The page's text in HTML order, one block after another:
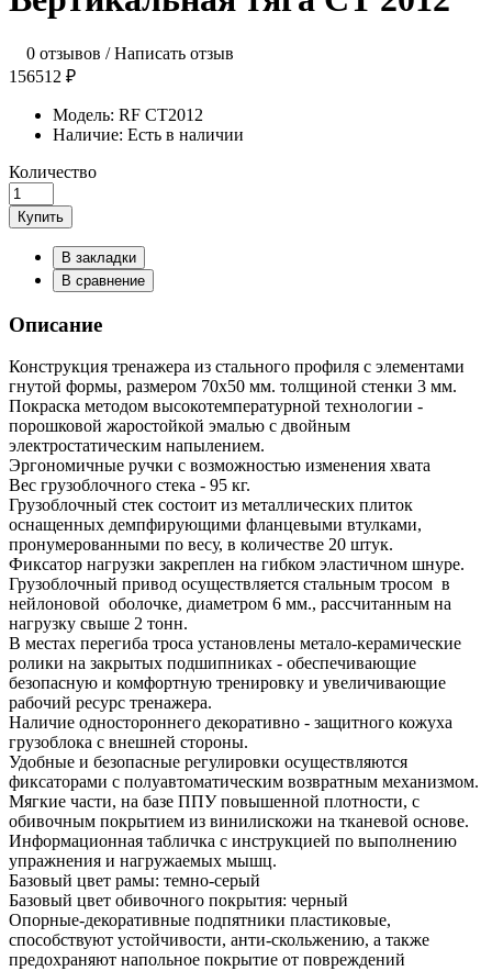
0 отзывов /Написать отзыв
156512 ₽
Модель: RF CT2012
Наличие: Есть в наличии
Количество
Купить
В закладки
В сравнение
Описание
Конструкция тренажера из стального профиля с элементами
гнутой формы, размером 70х50 мм. толщиной стенки 3 мм.
Покраска методом высокотемпературной технологии -
порошковой жаростойкой эмалью с двойным
электростатическим напылением.
Эргономичные ручки с возможностью изменения хвата
Вес грузоблочного стека - 95 кг.
Грузоблочный стек состоит из металлических плиток
оснащенных демпфирующими фланцевыми втулками,
пронумерованными по весу, в количестве 20 штук.
Фиксатор нагрузки закреплен на гибком эластичном шнуре.
Грузоблочный привод осуществляется стальным тросом в
нейлоновой оболочке, диаметром 6 мм., рассчитанным на
нагрузку свыше 2 тонн.
В местах перегиба троса установлены метало-керамические
ролики на закрытых подшипниках - обеспечивающие
безопасную и комфортную тренировку и увеличивающие
рабочий ресурс тренажера.
Наличие одностороннего декоративно - защитного кожуха
грузоблока с внешней стороны.
Удобные и безопасные регулировки осуществляются
фиксаторами с полуавтоматическим возвратным механизмом.
Мягкие части, на базе ППУ повышенной плотности, с
обивочным покрытием из винилискожи на тканевой основе.
Информационная табличка с инструкцией по выполнению
упражнения и нагружаемых мышц.
Базовый цвет рамы: темно-серый
Базовый цвет обивочного покрытия: черный
Опорные-декоративные подпятники пластиковые,
способствуют устойчивости, анти-скольжению, а также
предохраняют напольное покрытие от повреждений